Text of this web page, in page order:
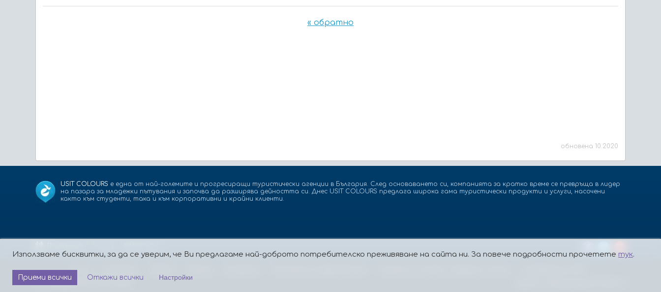
« обратно
обновена 10.2020
USIT COLOURS е една от най-големите и прогресиращи туристически агенции в България. След основаването си, компанията за кратко време се превръща в лидер
на пазара за младежки пътувания и започва да разширява дейността си. Днес USIT COLOURS предлага широка гама туристически продукти и услуги, насочени
както към студенти, така и към корпоративни и крайни клиенти.
За нас
Използваме бисквитки, за да се уверим, че Ви предлагаме най-доброто потребителско преживяване на сайта ни. За повече подробности прочетете тук.
Приеми всички Откажи всички Настройки